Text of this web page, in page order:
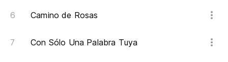
Camino de Rosas
Con Sólo Una Palabra Tuya